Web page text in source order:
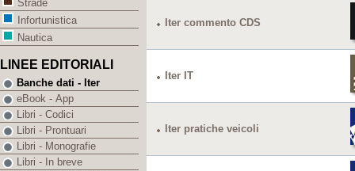
Iter commento CDS
Iter IT
Iter pratiche veicoli
Strade
Infortunistica
Nautica
LINEE EDITORIALI
Banche dati - Iter
eBook - App
Libri - Codici
Libri - Prontuari
Libri - Monografie
Libri - In breve